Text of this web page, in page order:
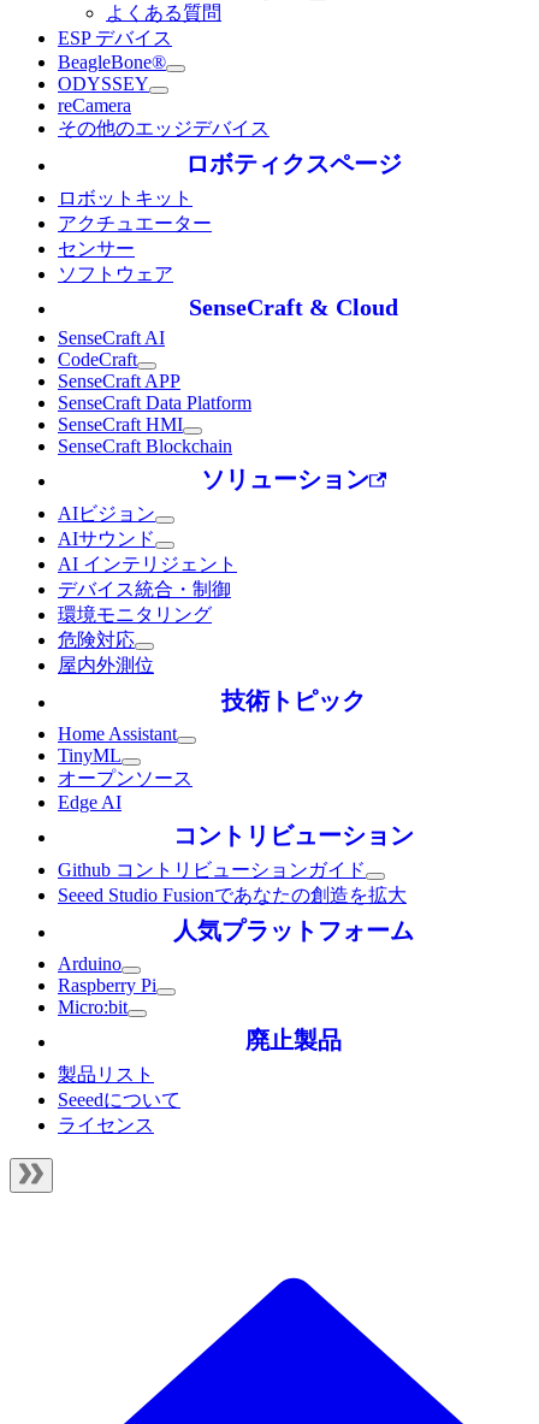
よくある質問
ESP デバイス
BeagleBone®
ODYSSEY
reCamera
その他のエッジデバイス
ロボティクスページ
ロボットキット
アクチュエーター
センサー
ソフトウェア
SenseCraft & Cloud
SenseCraft AI
CodeCraft
SenseCraft APP
SenseCraft Data Platform
SenseCraft HMI
SenseCraft Blockchain
ソリューション
AIビジョン
AIサウンド
AI インテリジェント
デバイス統合・制御
環境モニタリング
危険対応
屋内外測位
技術トピック
Home Assistant
TinyML
オープンソース
Edge AI
コントリビューション
Github コントリビューションガイド
Seeed Studio Fusionであなたの創造を拡大
人気プラットフォーム
Arduino
Raspberry Pi
Micro:bit
廃止製品
製品リスト
Seeedについて
ライセンス